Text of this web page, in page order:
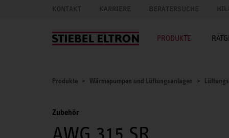
KONTAKT KARRIERE BERATERSUCHE
PRODUKTE
Produkte Wärmepumpen und Lüftungsanlagen
Zubehör
AWG 315 SR